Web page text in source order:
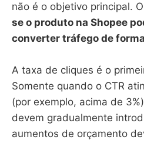
não é o objetivo principal.
se o produto na Shopee
converter tráfego de
A taxa de cliques é o
Somente quando o CTR
(por exemplo, acima de
devem gradualmente
aumentos de orçamento